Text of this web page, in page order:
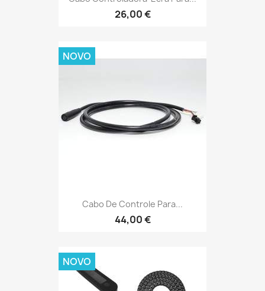
26,00 €
Cabo De Controle Para...
44,00 €
NOVO
NOVO